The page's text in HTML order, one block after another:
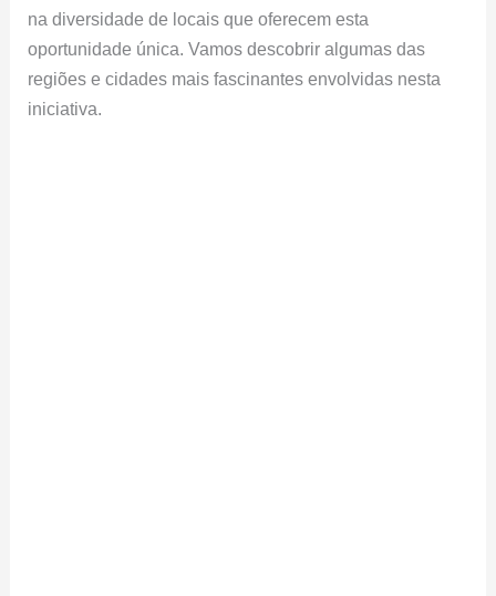
na diversidade de locais que oferecem esta
oportunidade única. Vamos descobrir algumas das
regiões e cidades mais fascinantes envolvidas nesta
iniciativa.